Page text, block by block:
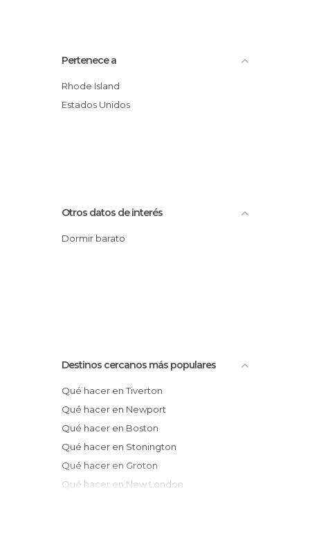
Pertenece a
Rhode Island
Estados Unidos
Otros datos de interés
Dormir barato
Destinos cercanos más populares
Qué hacer en Tiverton
Qué hacer en Newport
Qué hacer en Boston
Qué hacer en Stonington
Qué hacer en Groton
Qué hacer en New London